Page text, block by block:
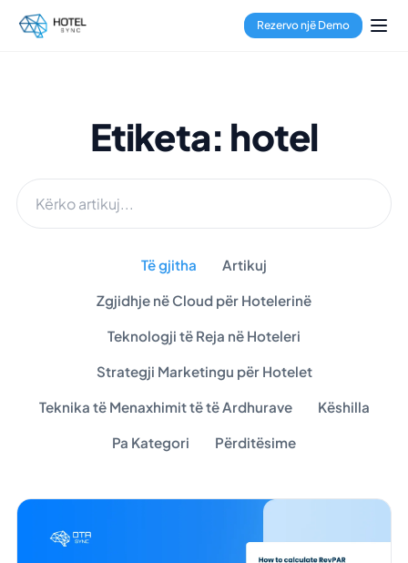
Rezervo një Demo
Etiketa: hotel
Të gjitha Artikuj
Zgjidhje në Cloud për Hotelerinë
Teknologji të Reja në Hoteleri
Strategji Marketingu për Hotelet
Teknika të Menaxhimit të të Ardhurave Këshilla
Pa Kategori Përditësime